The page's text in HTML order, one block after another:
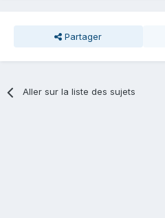
Partager
Aller sur la liste des sujets